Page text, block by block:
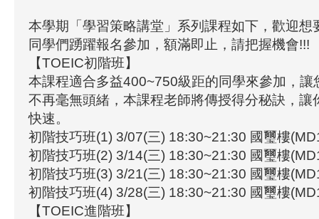
本學期「學習策略講堂」系列課程如下，歡迎想
同學們踴躍報名參加，額滿即止，請把握機會!!!
【TOEIC初階班】
本課程適合多益400~750級距的同學來參加，讓
不再毫無頭緒，本課程老師將傳授得分秘訣，讓
快速。
初階技巧班(1) 3/07(三) 18:30~21:30 國璽樓
初階技巧班(2) 3/14(三) 18:30~21:30 國璽樓
初階技巧班(3) 3/21(三) 18:30~21:30 國璽樓
初階技巧班(4) 3/28(三) 18:30~21:30 國璽樓
【TOEIC進階班】